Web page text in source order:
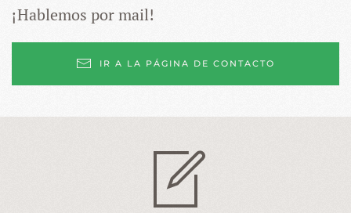
¡Hablemos por mail!
IR A LA PÁGINA DE CONTACTO